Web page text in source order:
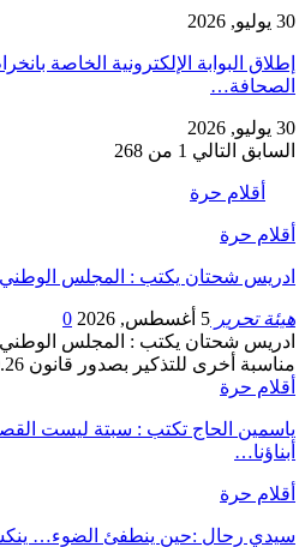
30 يوليو, 2026
إطلاق البوابة الإلكترونية الخاصة
الصحافة…
30 يوليو, 2026
السابق التالي 1 من 268
أقلام حرة
أقلام حرة
ادريس شحتان يكتب : المجلس الوطني
هيئة تحرير 5 أغسطس, 2026
0
ادريس شحتان يكتب : المجلس الوطني
مناسبة أخرى للتذكير بصدور قانون 09.26 الذي يتعلق…
أقلام حرة
ياسمين الحاج تكتب : سبتة ليست
أبناؤنا…
أقلام حرة
سيدي رحال :حين ينطفئ الضوء…